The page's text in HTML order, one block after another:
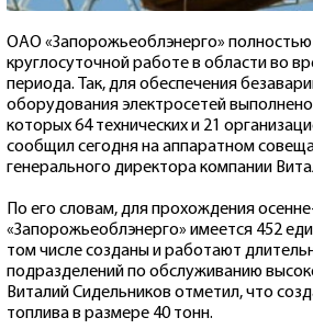
ОАО «Запорожьеоблэнерго» полностью
круглосуточной работе в области во
периода. Так, для обеспечения
оборудования электросетей
которых 64 технических и 21
сообщил сегодня на аппаратном
генерального директора компании
По его словам, для прохождения
«Запорожьеоблэнерго» имеется 452
том числе созданы и работают
подразделений по обслуживанию
Виталий Сидельников отметил, что
топлива в размере 40 тонн.